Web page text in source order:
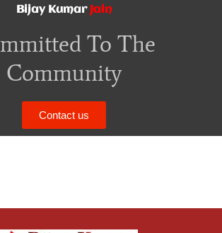
Bijay Kumar Jain
To The
Community
Contact us